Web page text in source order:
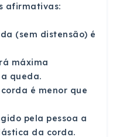
afirmativas:
(sem distensão) é
máxima
queda.
é menor que
pela pessoa a
da corda.